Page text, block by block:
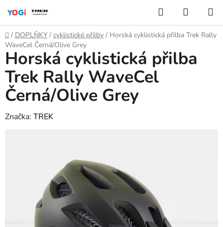
obsah
Hledat
KOŠÍK
Domů
/ DOPLŇKY / cyklistické přilby / Horská cyklistická přilba Trek Rally
WaveCel Černá/Olive Grey
Horská cyklistická přilba
Trek Rally WaveCel
Černá/Olive Grey
Značka: TREK